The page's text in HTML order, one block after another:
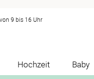
9 bis 16 Uhr
Hochzeit Baby